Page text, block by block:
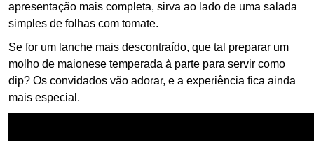
apresentação mais completa, sirva ao lado de uma salada
simples de folhas com tomate.
Se for um lanche mais descontraído, que tal preparar um
molho de maionese temperada à parte para servir como
dip? Os convidados vão adorar, e a experiência fica ainda
mais especial.